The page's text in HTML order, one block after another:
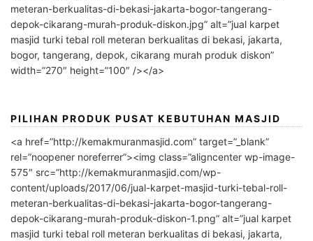
meteran-berkualitas-di-bekasi-jakarta-bogor-tangerang-
depok-cikarang-murah-produk-diskon.jpg” alt=”jual karpet
masjid turki tebal roll meteran berkualitas di bekasi, jakarta,
bogor, tangerang, depok, cikarang murah produk diskon”
width=”270″ height=”100″ /></a>
PILIHAN PRODUK PUSAT KEBUTUHAN MASJID
<a href=”http://kemakmuranmasjid.com” target=”_blank”
rel=”noopener noreferrer”><img class=”aligncenter wp-image-
575″ src=”http://kemakmuranmasjid.com/wp-
content/uploads/2017/06/jual-karpet-masjid-turki-tebal-roll-
meteran-berkualitas-di-bekasi-jakarta-bogor-tangerang-
depok-cikarang-murah-produk-diskon-1.png” alt=”jual karpet
masjid turki tebal roll meteran berkualitas di bekasi, jakarta,